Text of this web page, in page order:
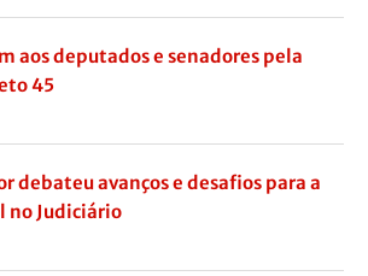
aos deputados e senadores pela
45
debateu avanços e desafios para a
no Judiciário